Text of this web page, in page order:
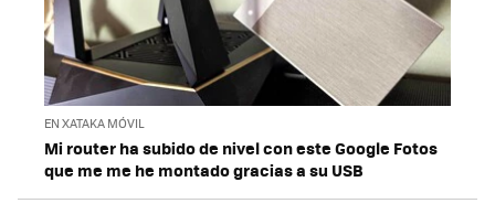
EN XATAKA MÓVIL
Mi router ha subido de nivel con este Google Fotos
que me me he montado gracias a su USB